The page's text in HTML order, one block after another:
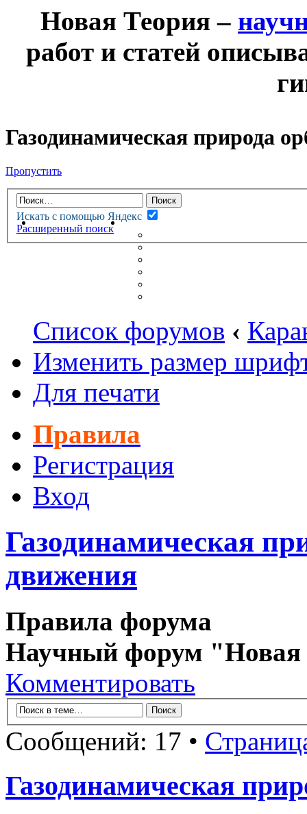
Новая Теория –
работ и статей
Газодинамическая природа
Пропустить
Искать с помощью Яндекс
Расширенный поиск
НОВАЯ ТЕОРИЯФОРУМ
НЕПРОЧИТАННЫЕ
Список форумов ‹
Изменить размер
Для печати
Правила
Регистрация
Вход
Газодинамическая
движения
Правила форума
Научный форум "Новая
Комментировать
Сообщений: 17 •
Газодинамическая